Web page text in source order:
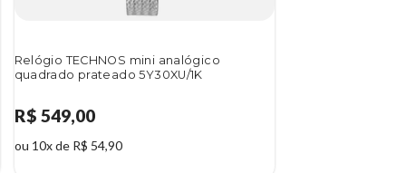
Relógio TECHNOS mini analógico
quadrado prateado 5Y30XU/1K
R$ 549,00
ou 10x de R$ 54,90